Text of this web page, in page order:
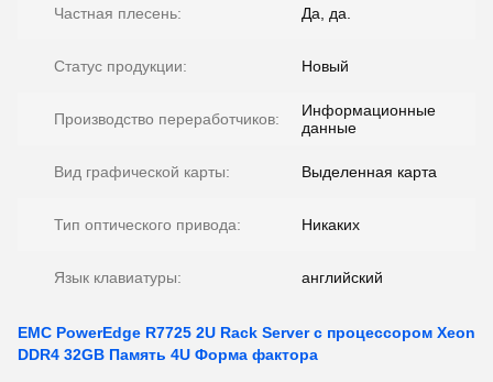
Частная плесень: Да, да.
Статус продукции: Новый
Производство переработчиков:
Информационные
данные
Вид графической карты: Выделенная карта
Тип оптического привода: Никаких
Язык клавиатуры: английский
EMC PowerEdge R7725 2U Rack Server с процессором Xeon
DDR4 32GB Память 4U Форма фактора